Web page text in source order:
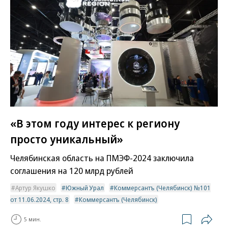
«В этом году интерес к региону
просто уникальный»
Челябинская область на ПМЭФ-2024 заключила
соглашения на 120 млрд рублей
Артур Якушко Южный Урал
Коммерсантъ (Челябинск) №101
от 11.06.2024, стр. 8
Коммерсантъ (Челябинск)
5 мин.